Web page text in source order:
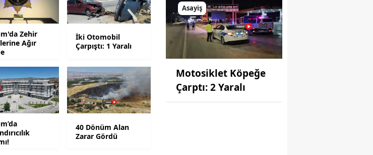
Hatay
Isparta
İstanbul
İzmir
Kastamonu
Zehir
Ağır
İki Otomobil
Çarpıştı: 1 Yaralı
40 Dönüm Alan
Zarar Gördü
Asayiş
Motosiklet Köpeğe
Çarptı: 2 Yaralı